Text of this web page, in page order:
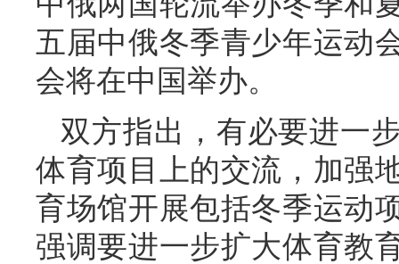
五届中俄冬季青少年运动
会将在中国举办。
双方指出，有必要进一
体育项目上的交流，加强
育场馆开展包括冬季运动
强调要进一步扩大体育教